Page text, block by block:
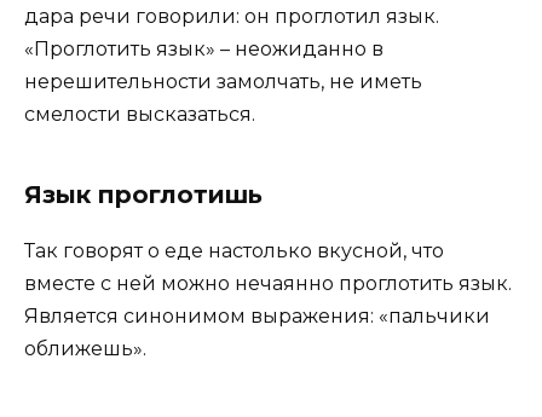
дара речи говорили: он проглотил язык.
«Проглотить язык» – неожиданно в
нерешительности замолчать, не иметь
смелости высказаться.
Язык проглотишь
Так говорят о еде настолько вкусной, что
вместе с ней можно нечаянно проглотить язык.
Является синонимом выражения: «пальчики
оближешь».